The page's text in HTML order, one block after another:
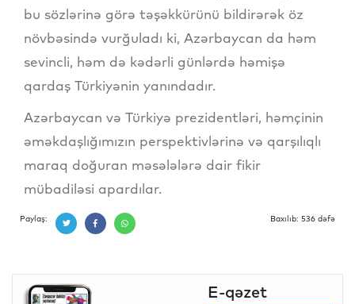
bu sözlərinə görə təşəkkürünü bildirərək öz
növbəsində vurğuladı ki, Azərbaycan da həm
sevincli, həm də kədərli günlərdə həmişə
qardaş Türkiyənin yanındadır.
Azərbaycan və Türkiyə prezidentləri, həmçinin
əməkdaşlığımızın perspektivlərinə və qarşılıqlı
maraq doğuran məsələlərə dair fikir
mübadiləsi apardılar.
Paylaş: Baxılıb: 536 dəfə
E-qəzet